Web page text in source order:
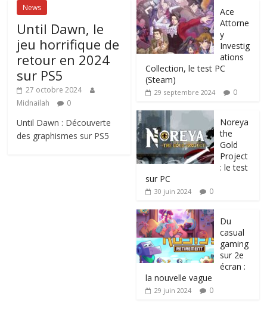
News
Until Dawn, le
jeu horrifique de
retour en 2024
sur PS5
27 octobre 2024
Midnailah
0
Until Dawn : Découverte
des graphismes sur PS5
Ace
Attorne
y
Investig
ations
Collection, le test PC
(Steam)
29 septembre 2024 0
Noreya
the
Gold
Project
: le test
sur PC
30 juin 2024 0
Du
casual
gaming
sur 2e
écran :
la nouvelle vague
29 juin 2024 0